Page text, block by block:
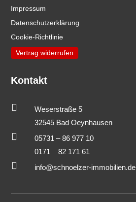
Impressum
Datenschutzerklärung
Cookie-Richtlinie
Vertrag widerrufen
Kontakt

Weserstraße 5
32545 Bad Oeynhausen

05731 – 86 977 10
0171 – 82 171 61
 info@schnoelzer-immobilien.de